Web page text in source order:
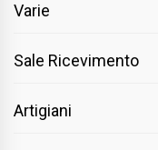
Varie
Sale Ricevimento
Artigiani